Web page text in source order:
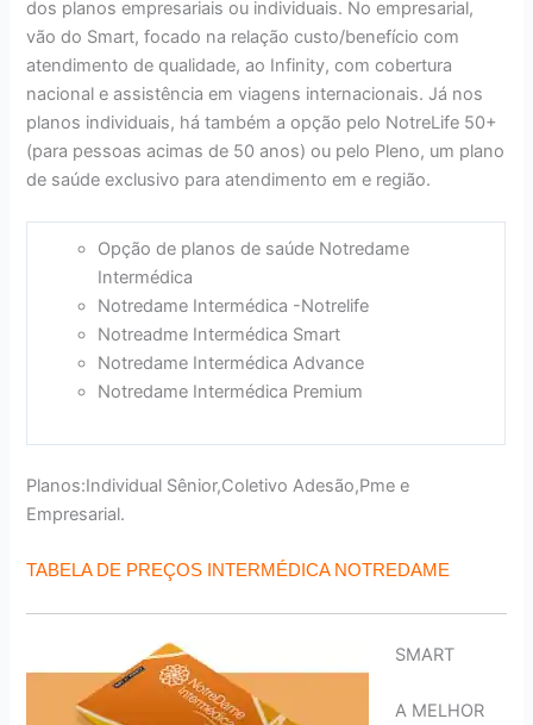
dos planos empresariais ou individuais. No empresarial,
vão do Smart, focado na relação custo/benefício com
atendimento de qualidade, ao Infinity, com cobertura
nacional e assistência em viagens internacionais. Já nos
planos individuais, há também a opção pelo NotreLife 50+
(para pessoas acimas de 50 anos) ou pelo Pleno, um plano
de saúde exclusivo para atendimento em e região.
Opção de planos de saúde Notredame
Intermédica
Notredame Intermédica -Notrelife
Notreadme Intermédica Smart
Notredame Intermédica Advance
Notredame Intermédica Premium
Planos:Individual Sênior,Coletivo Adesão,Pme e
Empresarial.
TABELA DE PREÇOS INTERMÉDICA NOTREDAME
SMART
A MELHOR